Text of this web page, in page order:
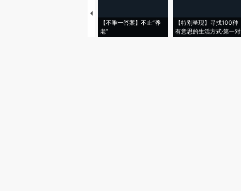
【不唯一答案】不止“养
老”
【特别呈现】寻找100种
有意思的生活方式·第一对